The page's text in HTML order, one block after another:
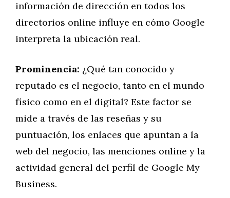
información de dirección en todos los
directorios online influye en cómo Google
interpreta la ubicación real.
Prominencia: ¿Qué tan conocido y
reputado es el negocio, tanto en el mundo
físico como en el digital? Este factor se
mide a través de las reseñas y su
puntuación, los enlaces que apuntan a la
web del negocio, las menciones online y la
actividad general del perfil de Google My
Business.